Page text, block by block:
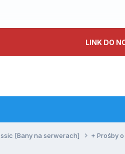
LINK DO
[Bany na serwerach] + Prośby o